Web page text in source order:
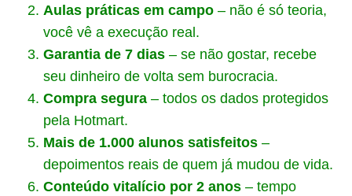
Aulas práticas em campo – não é só teoria,
você vê a execução real.
Garantia de 7 dias – se não gostar, recebe
seu dinheiro de volta sem burocracia.
Compra segura – todos os dados protegidos
pela Hotmart.
Mais de 1.000 alunos satisfeitos –
depoimentos reais de quem já mudou de vida.
Conteúdo vitalício por 2 anos – tempo